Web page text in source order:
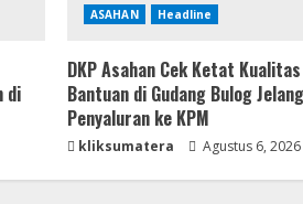
di
ASAHAN Headline
DKP Asahan Cek Ketat
Bantuan di Gudang Bulog Jelang
Penyaluran ke KPM
kliksumatera Agustus 6, 2026